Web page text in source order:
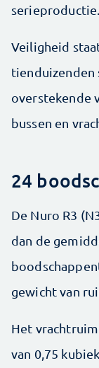
serieproductie.
Veiligheid
tienduizenden
overstekende
bussen en
24
De Nuro R3
dan de
gewicht van
Het
van 0,75